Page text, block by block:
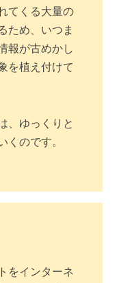
てくる大量の
ため、いつま
報が古めかし
を植え付けて
、ゆっくりと
くのです。
をインターネ